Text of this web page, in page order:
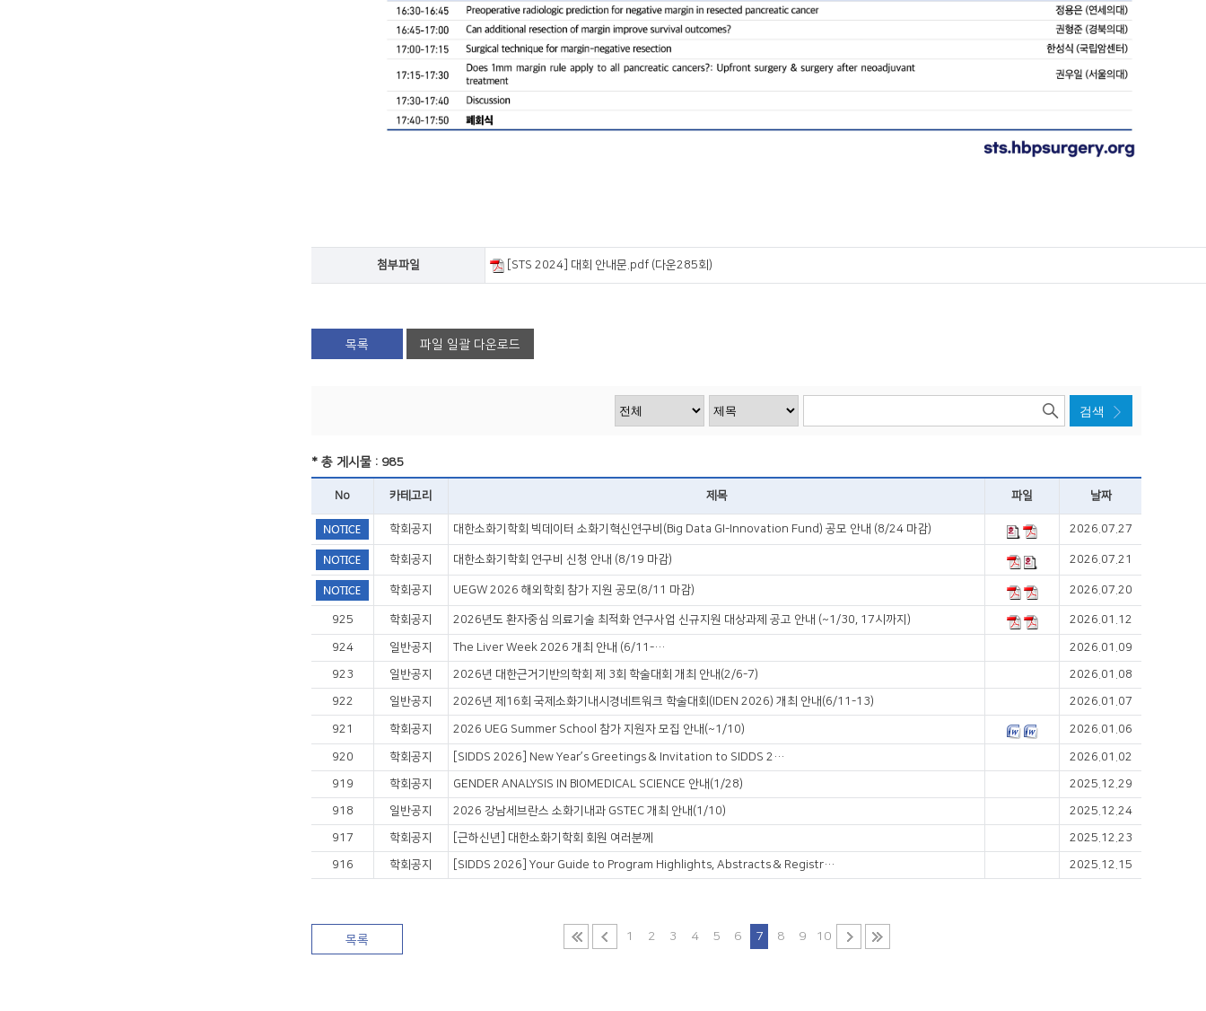
첨부파일 [STS 2024] 대회 안내문.pdf (다운285회)
목록 파일 일괄 다운로드
* 총 게시물 : 985
No 카테고리 제목 파일 날짜
학회공지 대한소화기학회 빅데이터 소화기혁신연구비(Big Data GI-Innovation Fund) 공모 안내 (8/24 마감) 2026.07.27
학회공지 대한소화기학회 연구비 신청 안내 (8/19 마감) 2026.07.21
학회공지 UEGW 2026 해외학회 참가 지원 공모(8/11 마감) 2026.07.20
925 학회공지 2026년도 환자중심 의료기술 최적화 연구사업 신규지원 대상과제 공고 안내 (~1/30, 17시까지) 2026.01.12
924 일반공지 The Liver Week 2026 개최 안내 (6/11-13) 2026.01.09
923 일반공지 2026년 대한근거기반의학회 제 3회 학술대회 개최 안내(2/6-7) 2026.01.08
922 일반공지 2026년 제16회 국제소화기내시경네트워크 학술대회(IDEN 2026) 개최 안내(6/11-13) 2026.01.07
921 학회공지 2026 UEG Summer School 참가 지원자 모집 안내(~1/10) 2026.01.06
920 학회공지 [SIDDS 2026] New Year’s Greetings & Invitation to SIDDS 2026 2026.01.02
919 학회공지 GENDER ANALYSIS IN BIOMEDICAL SCIENCE 안내(1/28) 2025.12.29
918 일반공지 2026 강남세브란스 소화기내과 GSTEC 개최 안내(1/10) 2025.12.24
917 학회공지 [근하신년] 대한소화기학회 회원 여러분께 2025.12.23
916 학회공지 [SIDDS 2026] Your Guide to Program Highlights, Abstracts & Registration 2025.12.15
목록 1 2 3 4 5 6 7 8 9 10